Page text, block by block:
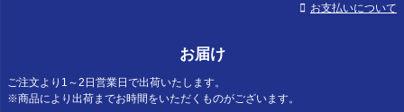
お支払いについて
お届け
ご注文より1～2日営業日で出荷いたします。
※商品により出荷までお時間をいただくものがございます。